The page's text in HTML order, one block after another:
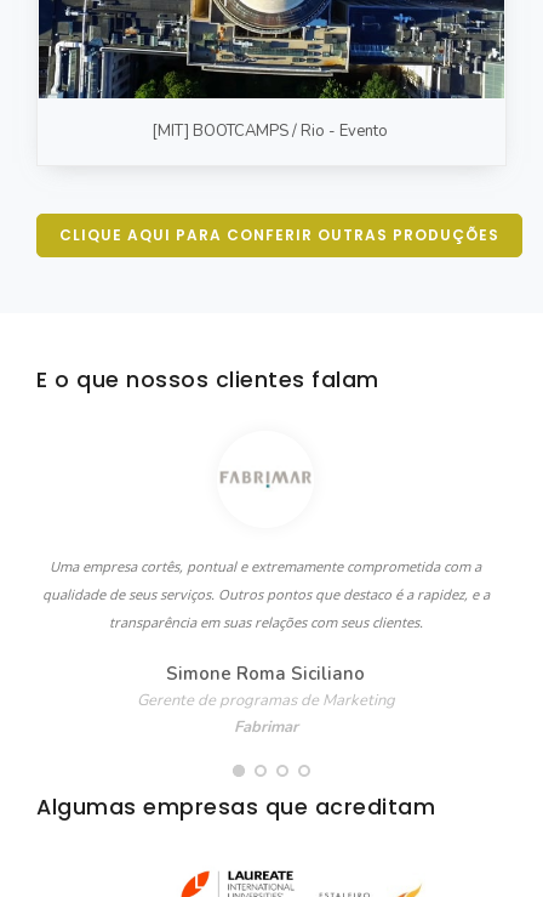
[MIT] BOOTCAMPS / Rio - Evento
CLIQUE AQUI PARA CONFERIR OUTRAS PRODUÇÕES
E o que nossos clientes falam
Uma empresa cortês, pontual e extremamente comprometida com a
qualidade de seus serviços. Outros pontos que destaco é a rapidez, e a
transparência em suas relações com seus clientes.
Simone Roma Siciliano
Gerente de programas de Marketing
Fabrimar
Algumas empresas que acreditam